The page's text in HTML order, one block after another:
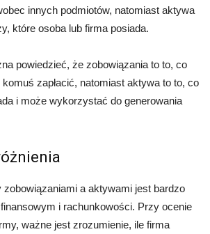
innych podmiotów, natomiast aktywa
które osoba lub firma posiada.
powiedzieć, że zobowiązania to to, co
zapłacić, natomiast aktywa to to, co
i może wykorzystać do generowania
zobowiązaniami a aktywami jest bardzo
i rachunkowości. Przy ocenie
ważne jest zrozumienie, ile firma